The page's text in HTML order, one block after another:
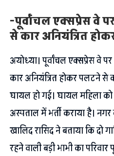
-पूर्वांचल एक्सप्रेस वे
से कार अनियंत्रित
अयोध्या। पूर्वांचल एक्सप्रेस वे
कार अनियंत्रित होकर पलटने से
घायल हो गई। घायल महिला
अस्पताल में भर्ती कराया है।
खालिद रासिद ने बताया कि
रहने वाली बड़ी भाभी का